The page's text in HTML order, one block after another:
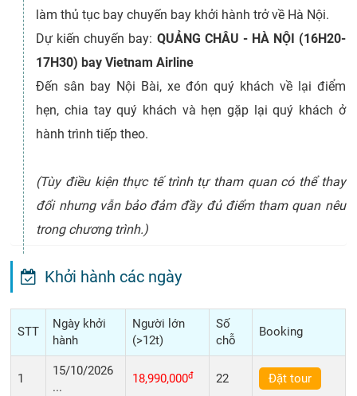
làm thủ tục bay chuyến bay khởi hành trở về Hà Nội.
Dự kiến chuyến bay: QUẢNG CHÂU - HÀ NỘI (16H20-
17H30) bay Vietnam Airline
Đến sân bay Nội Bài, xe đón quý khách về lại điểm
hẹn, chia tay quý khách và hẹn gặp lại quý khách ở
hành trình tiếp theo.
(Tùy điều kiện thực tế trình tự tham quan có thể thay
đổi nhưng vẫn bảo đảm đầy đủ điểm tham quan nêu
trong chương trình.)
Khởi hành các ngày
STT
Ngày khởi
hành
Người lớn
(>12t)
Số
chỗ
Booking
1
15/10/2026
...
18,990,000đ 22 Đặt tour